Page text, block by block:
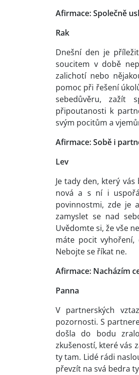
Afirmace: Společně
Rak
Dnešní den je
soucitem v době
zalichotí nebo
pomoc při řešení
sebedůvěru, zažít
připoutanosti k
svým pocitům a
Afirmace: Sobě i
Lev
Je tady den, který
nová a s ní i
povinnostmi, zde je
zamyslet se nad
Uvědomte si, že vše
máte pocit
Nebojte se říkat ne.
Afirmace: Nacházím
Panna
V partnerských
pozornosti. S
došla do bodu
zkušeností, které vás
ty tam. Lidé rádi
převzít na svá bedra